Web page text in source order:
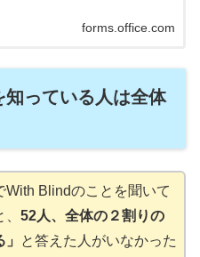
forms.office.com
っている人は全体
With Blindのことを聞いて
52人、全体の２割りの
と答えた人がいなかった